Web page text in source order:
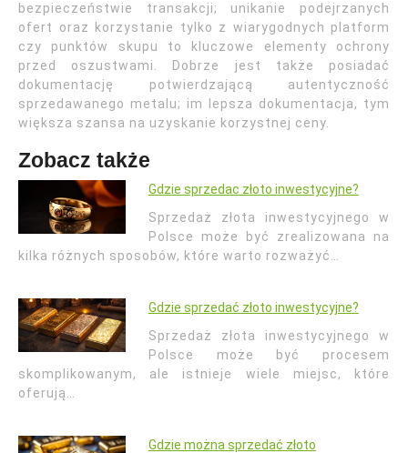
bezpieczeństwie transakcji; unikanie podejrzanych
ofert oraz korzystanie tylko z wiarygodnych platform
czy punktów skupu to kluczowe elementy ochrony
przed oszustwami. Dobrze jest także posiadać
dokumentację potwierdzającą autentyczność
sprzedawanego metalu; im lepsza dokumentacja, tym
większa szansa na uzyskanie korzystnej ceny.
Zobacz także
Gdzie sprzedac złoto inwestycyjne?
Sprzedaż złota inwestycyjnego w
Polsce może być zrealizowana na
kilka różnych sposobów, które warto rozważyć…
Gdzie sprzedać złoto inwestycyjne?
Sprzedaż złota inwestycyjnego w
Polsce może być procesem
skomplikowanym, ale istnieje wiele miejsc, które
oferują…
Gdzie można sprzedać złoto